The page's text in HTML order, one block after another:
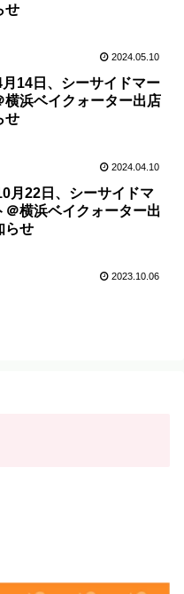
せ
2024.05.10
14日、シーサイドマー
横浜ベイクォーター出店
せ
2024.04.10
月22日、シーサイドマ
＠横浜ベイクォーター出
らせ
2023.10.06